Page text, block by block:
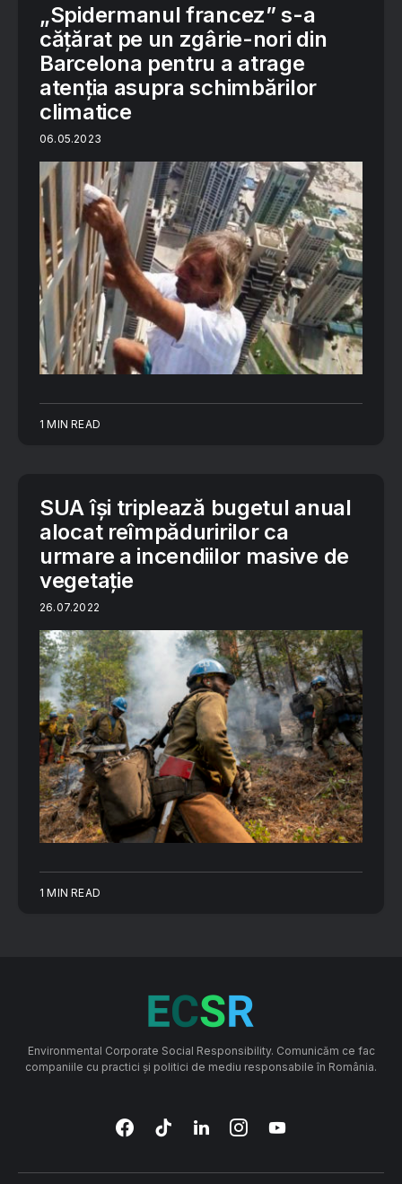
„Spidermanul francez” s-a
cățărat pe un zgârie-nori din
Barcelona pentru a atrage
atenția asupra schimbărilor
climatice
06.05.2023
1 MIN READ
SUA își triplează bugetul anual
alocat reîmpăduririlor ca
urmare a incendiilor masive de
vegetație
26.07.2022
1 MIN READ
Environmental Corporate Social Responsibility. Comunicăm ce fac
companiile cu practici și politici de mediu responsabile în România.